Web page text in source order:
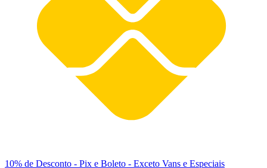
10% de Desconto - Pix e Boleto - Exceto Vans e Especiais